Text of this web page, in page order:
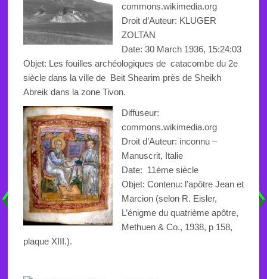
commons.wikimedia.org
Droit d’Auteur: KLUGER
ZOLTAN
Date: 30 March 1936, 15:24:03
Objet: Les fouilles archéologiques de catacombedu 2e
siècle dans la ville de Beit Shearim près de Sheikh
Abreik dans la zone Tivon.
Diffuseur:
commons.wikimedia.org
Droit d’Auteur: inconnu –
Manuscrit, Italie
Date: 11ème siècle
Objet: Contenu: l’apôtre Jean et
Marcion (selon R. Eisler,
L’énigme du quatrième apôtre,
Methuen & Co., 1938, p 158,
plaque XIII.).